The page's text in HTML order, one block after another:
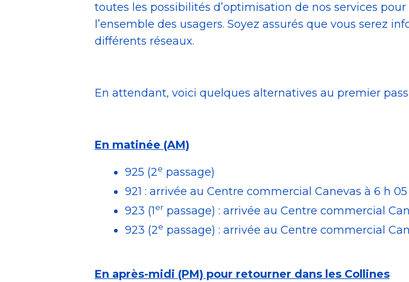
toutes les possibilités d’optimisation de nos services
l’ensemble des usagers. Soyez assurés que vous serez
différents réseaux.
En attendant, voici quelques alternatives au premier
En matinée (AM)
925 (2e passage)
921 : arrivée au Centre commercial Canevas à 6 h
923 (1erpassage) : arrivée au Centre commercial
923 (2e passage) : arrivée au Centre commercial
En après-midi (PM) pour retourner dans les Collines